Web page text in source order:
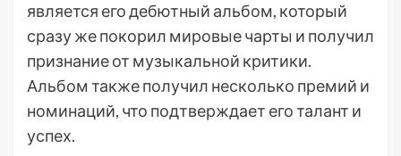
является его дебютный альбом, который
сразу же покорил мировые чарты и получил
признание от музыкальной критики.
Альбом также получил несколько премий и
номинаций, что подтверждает его талант и
успех.